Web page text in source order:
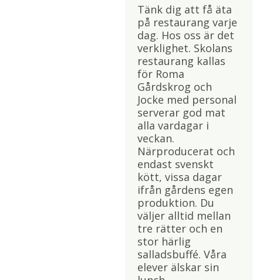
Tänk dig att få äta
på restaurang varje
dag. Hos oss är det
verklighet. Skolans
restaurang kallas
för Roma
Gårdskrog och
Jocke med personal
serverar god mat
alla vardagar i
veckan.
Närproducerat och
endast svenskt
kött, vissa dagar
ifrån gårdens egen
produktion. Du
väljer alltid mellan
tre rätter och en
stor härlig
salladsbuffé. Våra
elever älskar sin